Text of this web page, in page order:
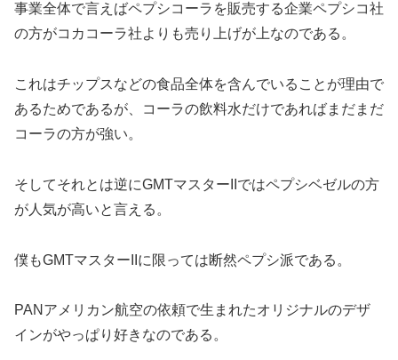
事業全体で言えばペプシコーラを販売する企業ペプシコ社
の方がコカコーラ社よりも売り上げが上なのである。
これはチップスなどの食品全体を含んでいることが理由で
あるためであるが、コーラの飲料水だけであればまだまだ
コーラの方が強い。
そしてそれとは逆にGMTマスターIIではペプシベゼルの方
が人気が高いと言える。
僕もGMTマスターIIに限っては断然ペプシ派である。
PANアメリカン航空の依頼で生まれたオリジナルのデザ
インがやっぱり好きなのである。